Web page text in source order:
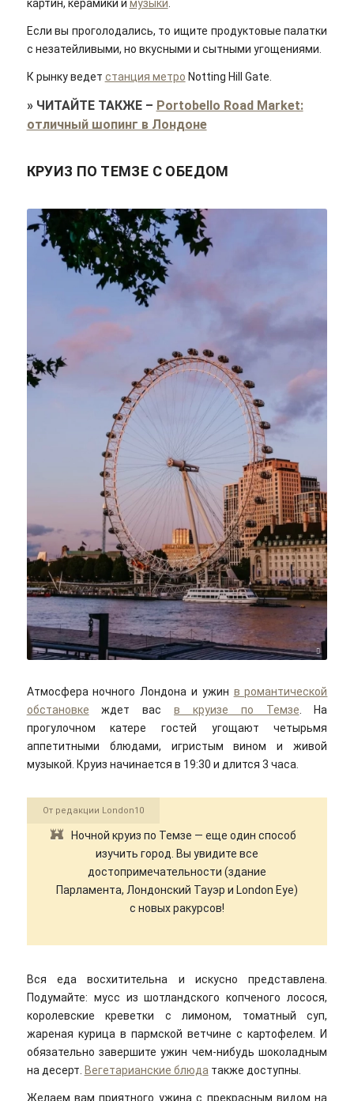
картин, керамики и музыки
Если вы проголодались, то ищите продуктовые палатки
с незатейливыми, но вкусными и сытными угощениями.
К рынку ведет станция метро Notting Hill Gate.
» ЧИТАЙТЕ ТАКЖЕ– Portobello Road Market:
отличный шопинг в Лондоне
КРУИЗ ПО ТЕМЗЕ С ОБЕДОМ
Igor Sporynin/unsplash
Атмосфера ночного Лондона и ужин в романтической
обстановке ждет васв круизе по Темзе . На
прогулочном катере гостей угощают четырьмя
аппетитными блюдами, игристым вином и живой
музыкой. Круиз начинается в 19:30 и длится 3 часа.
От редакции London10
Ночной круиз по Темзе — еще один способ
изучить город. Вы увидите все
достопримечательности (здание
Парламента, Лондонский Тауэр и London Eye)
с новых ракурсов!
Вся еда восхитительна и искусно представлена.
Подумайте: мусс из шотландского копченого лосося,
королевские креветки с лимоном, томатный суп,
жареная курица в пармской ветчине с картофелем. И
обязательно завершите ужин чем-нибудь шоколадным
на десерт. Вегетарианские блюда также доступны.
Желаем вам приятного ужина с прекрасным видом на